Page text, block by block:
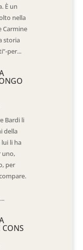
È un
nella
Carmine
storia
per...
Bardi li
della
li ha
uno,
per
CONS